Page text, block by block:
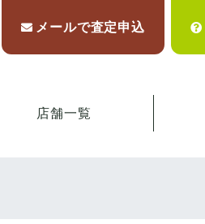
メールで査定申込
店舗一覧